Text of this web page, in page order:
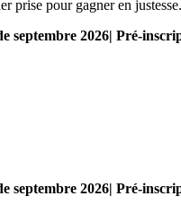
prise pour gagner en
septembre 2026| Pré-
septembre 2026| Pré-